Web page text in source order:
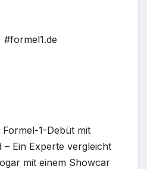
#formel1.de
1-Debüt mit
– Ein Experte vergleicht
mit einem Showcar